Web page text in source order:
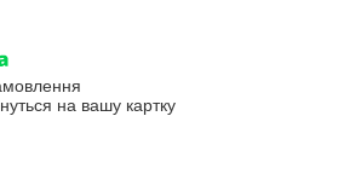
на вашу картку